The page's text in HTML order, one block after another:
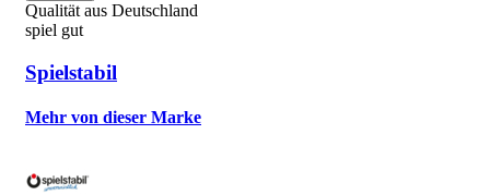
Qualität aus Deutschland
spiel gut
Spielstabil
Mehr von dieser Marke